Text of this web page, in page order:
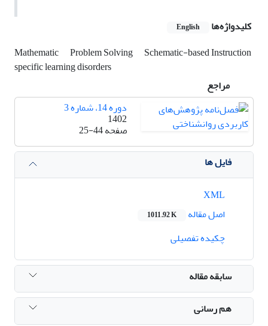
کلیدواژه‌ها
English
Mathematic Problem Solving
Schematic-based Instruction
specific learning disorders
مراجع
دوره 14، شماره 3
1402
صفحه25-44
فایل ها
اصل مقاله
1011.92 K
چکیده تفصیلی
سابقه مقاله
هم رسانی